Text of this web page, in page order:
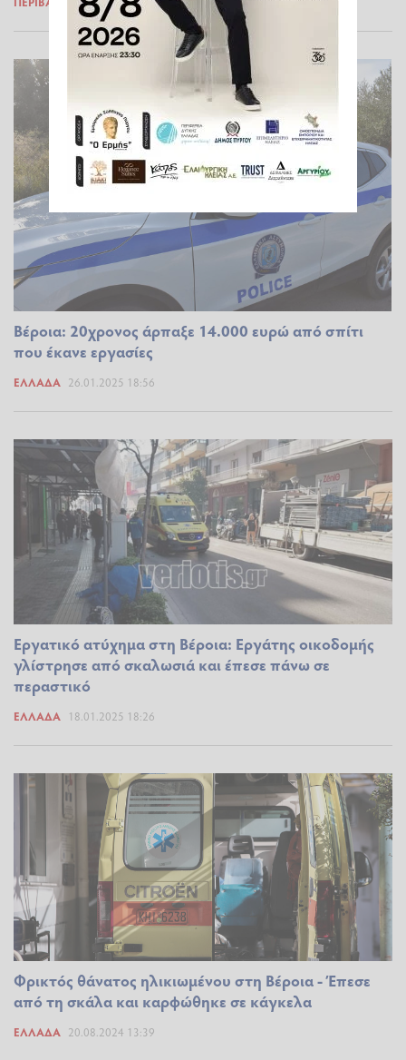
Βέροια: 20χρονος άρπαξε 14.000 ευρώ από σπίτι
που έκανε εργασίες
ΕΛΛΆΔΑ 26.01.2025 18:56
Εργατικό ατύχημα στη Βέροια: Εργάτης οικοδομής
γλίστρησε από σκαλωσιά και έπεσε πάνω σε
περαστικό
ΕΛΛΆΔΑ 18.01.2025 18:26
Φρικτός θάνατος ηλικιωμένου στη Βέροια - Έπεσε
από τη σκάλα και καρφώθηκε σε κάγκελα
ΕΛΛΆΔΑ 20.08.2024 13:39